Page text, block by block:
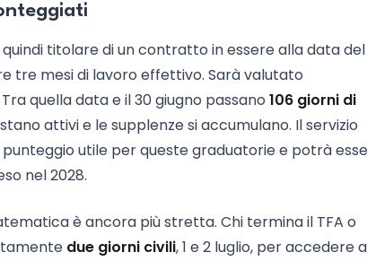
titolare di un contratto in essere alla data del
tre mesi di lavoro effettivo. Sarà valutato
quella data e il 30 giugno passano 106 giorni di
attivi e le supplenze si accumulano. Il servizio
utile per queste graduatorie e potrà
nel 2028.
è ancora più stretta. Chi termina il TFA o
due giorni civili, 1 e 2 luglio, per accedere a